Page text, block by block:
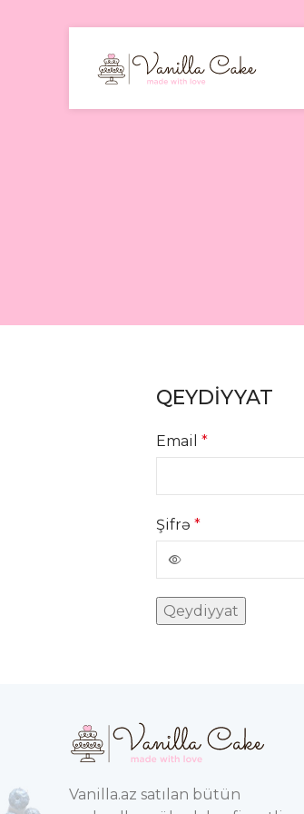
QEYDIYYAT
Email *
Şifrə *
Qeydiyyat
Vanilla.az satılan bütün